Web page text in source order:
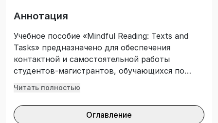
Аннотация
Учебное пособие «Mindful Reading: Texts and
Tasks» предназначено для обеспечения
контактной и самостоятельной работы
студентов-магистрантов, обучающихся по
направлению 44.04.01 Педагогическое
коммуникативная лингвистика») в рамках
курса «Стилистика текста», а также для
Читать полностью
Оглавление